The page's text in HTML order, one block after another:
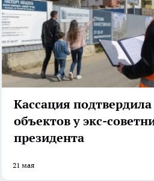
Кассация
объектов у экс-
президента
21 мая